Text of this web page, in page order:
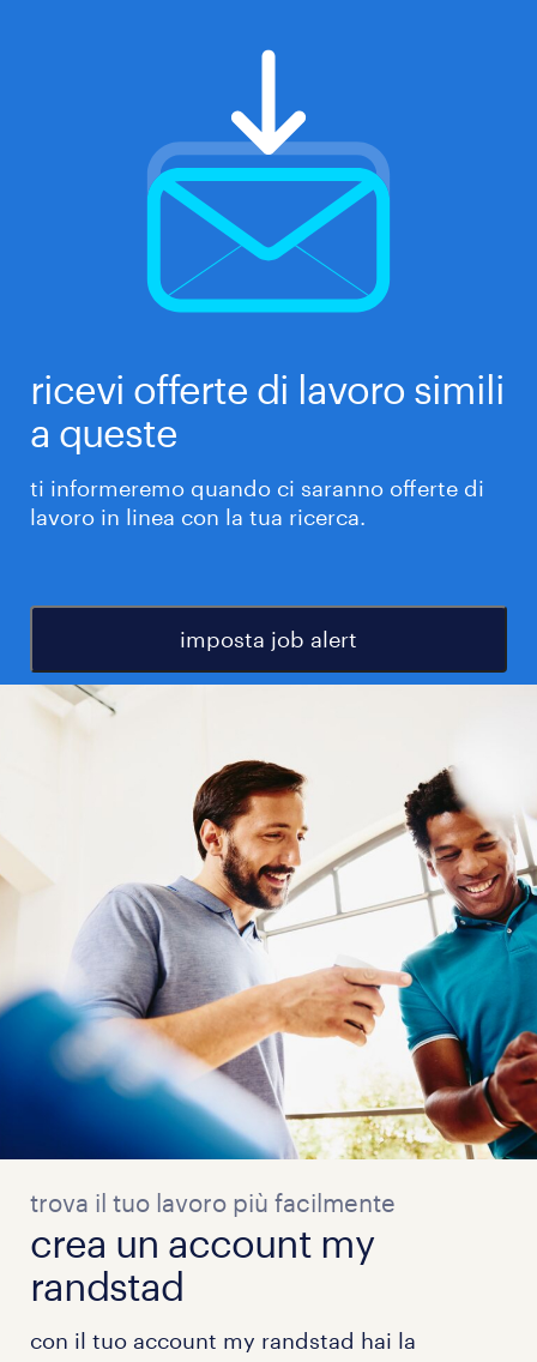
ricevi offerte di lavoro simili
a queste
ti informeremo quando ci saranno offerte di
lavoro in linea con la tua ricerca.
imposta job alert
trova il tuo lavoro più facilmente
crea un account my
randstad
con il tuo account my randstad hai la